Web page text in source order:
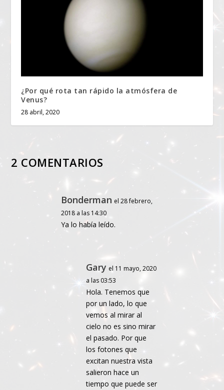
¿Por qué rota tan rápido la atmósfera de
Venus?
28 abril, 2020
2 COMENTARIOS
Bonderman el 28 febrero,
2018 a las 14:30
Ya lo había leído.
Gary el 11 mayo, 2020
a las 03:53
Hola. Tenemos que
por un lado, lo que
vemos al mirar al
cielo no es sino mirar
el pasado. Por que
los fotones que
excitan nuestra vista
salieron hace un
tiempo que puede ser